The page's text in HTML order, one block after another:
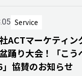
Service
ACTマーケティ
踊り大会！「こう
協賛のお知らせ